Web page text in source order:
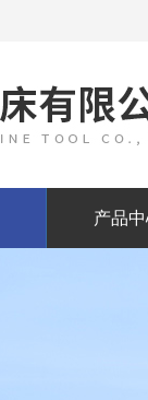
产品